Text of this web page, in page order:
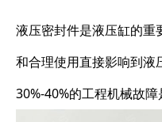
液压密封件是液压缸的重
和合理使用直接影响到液
30%-40%的工程机械故障